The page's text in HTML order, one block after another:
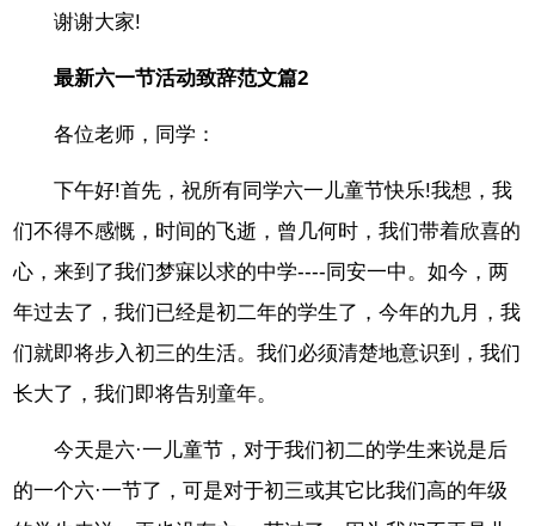
谢谢大家!
最新六一节活动致辞范文篇2
各位老师，同学：
下午好!首先，祝所有同学六一儿童节快乐!我想，我
们不得不感慨，时间的飞逝，曾几何时，我们带着欣喜的
心，来到了我们梦寐以求的中学----同安一中。如今，两
年过去了，我们已经是初二年的学生了，今年的九月，我
们就即将步入初三的生活。我们必须清楚地意识到，我们
长大了，我们即将告别童年。
今天是六·一儿童节，对于我们初二的学生来说是后
的一个六·一节了，可是对于初三或其它比我们高的年级